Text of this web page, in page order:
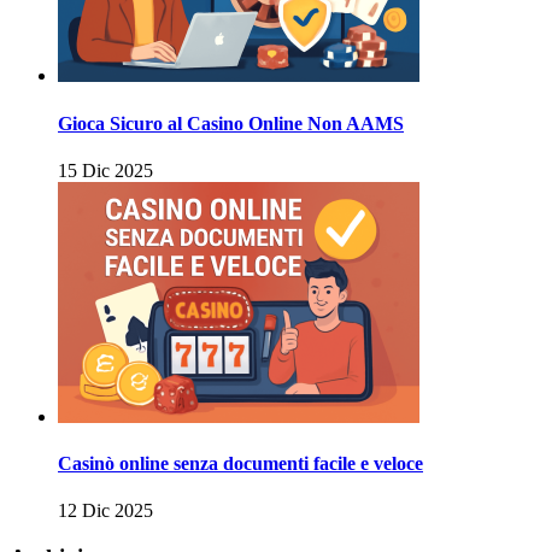
Gioca Sicuro al Casino Online Non AAMS
15 Dic 2025
Casinò online senza documenti facile e veloce
12 Dic 2025